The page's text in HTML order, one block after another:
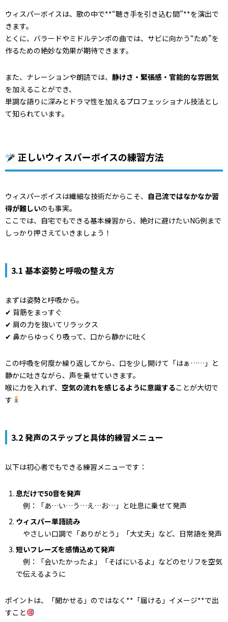
ウィスパーボイスは、歌の中で**“聴き手を引き込む間”**を演出で
きます。
とくに、バラードやミドルテンポの曲では、サビに向かう“ため”を
作るための絶妙な効果が期待できます。
また、ナレーションや朗読では、 静けさ・緊張感・官能的な雰囲気
を加えることができ、
単調な語りに深みとドラマ性を加えるプロフェッショナル技法とし
て知られています。
正しいウィスパーボイスの練習方法
ウィスパーボイスは繊細な技術だからこそ、 自己流ではなかなか習
得が難しいのも事実。
ここでは、自宅でもできる基本練習から、絶対に避けたいNG例まで
しっかり押さえていきましょう！
3.1 基本姿勢と呼吸の整え方
まずは姿勢と呼吸から。
✔ 背筋をまっすぐ
✔ 肩の力を抜いてリラックス
✔ 鼻からゆっくり吸って、口から静かに吐く
この呼吸を何度か繰り返してから、口を少し開けて「はぁ……」と
静かに吐きながら、声を乗せていきます。
喉に力を入れず、 空気の流れを感じるように意識することが大切で
す
3.2 発声のステップと具体的練習メニュー
以下は初心者でもできる練習メニューです：
息だけで50音を発声
例：「あ…い…う…え…お…」と吐息に乗せて発声
ウィスパー単語読み
やさしい口調で「ありがとう」「大丈夫」など、日常語を発声
短いフレーズを感情込めて発声
例：「会いたかったよ」「そばにいるよ」などのセリフを空気
で伝えるように
ポイントは、「聞かせる」のではなく**「届ける」イメージ**で出
すこと